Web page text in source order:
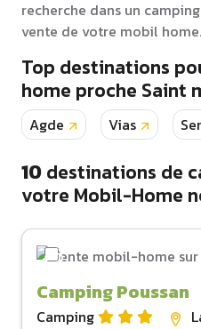
recherche dans un
vente de votre mobil home.
Top destinations
home proche Saint
Agde Vias
10destinations de
votre Mobil-Home
Camping Poussan
Camping